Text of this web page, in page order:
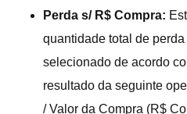
Perda s/ R$ Compra:
quantidade total de
selecionado de acordo
resultado da seguinte
/ Valor da Compra (R$